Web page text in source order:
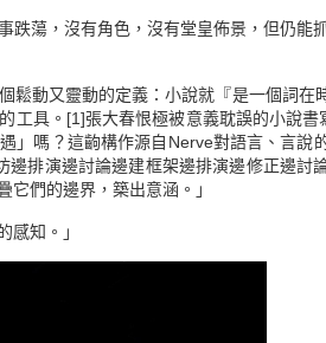
跌蕩，沒有角色，沒有堂皇佈景，但仍能
鬆動又靈動的定義：小說就『是一個詞
工具。 [1]張大春恨極被意義耽誤的小說
」嗎？這齣構作源自Nerve對語言、言說
排演邊討論邊建框架邊排演邊修正邊討
們的邊界，築出意涵。」
感知。」